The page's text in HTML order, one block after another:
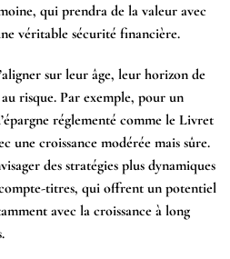
qui prendra de la valeur avec
véritable sécurité financière.
sur leur âge, leur horizon de
risque. Par exemple, pour un
réglementé comme le Livret
une croissance modérée mais sûre.
des stratégies plus dynamiques
compte-titres, qui offrent un potentiel
avec la croissance à long